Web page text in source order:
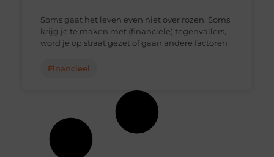
Soms gaat het leven even niet over rozen. Soms
krijg je te maken met (financiële) tegenvallers,
word je op straat gezet of gaan andere factoren
Financieel